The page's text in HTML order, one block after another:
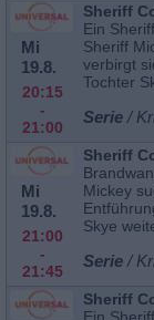
Mi
19.8.
20:15
-
21:00
Sheriff
Ein
Sheriff
verbirgt
Tochter
Serie /
Mi
19.8.
21:00
-
21:45
Sheriff
Mickey
Skye
Serie /
Sheriff
Ein